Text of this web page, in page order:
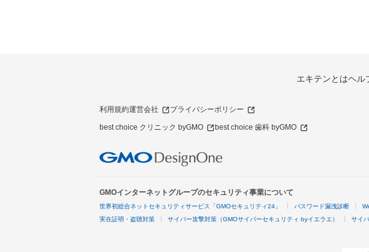
エキテンとはヘル
利用規約運営会社 プライバシーポリシー
best choice クリニック byGMO best choice 歯科 byGMO
GMOインターネットグループのセキュリティ事業について
世界初総合ネットセキュリティサービス「GMOセキュリティ24」 パスワード漏洩診断
実在証明・盗聴対策 サイバー攻撃対策（GMOサイバーセキュリティ byイエラエ） サイ